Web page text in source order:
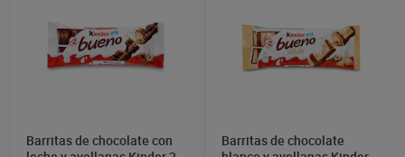
Barritas de chocolate con
Barritas de chocolate